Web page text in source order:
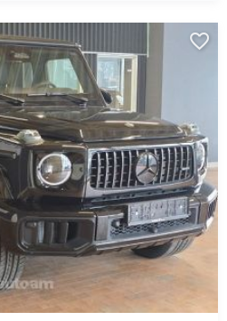
favorite_border